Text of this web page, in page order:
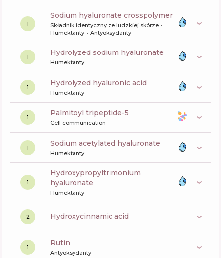
1
sodium hyaluronate crosspolymer
Składnik identyczny ze ludzkiej skórze
Humektanty
Antyoksydanty
1 hydrolyzed sodium hyaluronate
Humektanty
1 hydrolyzed hyaluronic acid
Humektanty
1 palmitoyl tripeptide-5
Cell communication
1 sodium acetylated hyaluronate
Humektanty
1
hydroxypropyltrimonium
hyaluronate
Humektanty
2 hydroxycinnamic acid
1 rutin
Antyoksydanty